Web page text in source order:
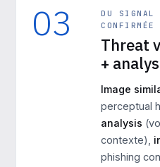
03
DU SIGNAL
CONFIRMÉE
Threat
+
Image
perceptual
analysis
contexte),
phishing